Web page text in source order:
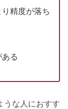
精度が落ち
る
うな人におすす